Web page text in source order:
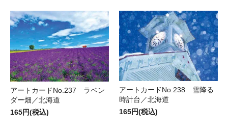
アートカードNo.237 ラベン
ダー畑／北海道
165円(税込)
アートカードNo.238 雪降る
時計台／北海道
165円(税込)